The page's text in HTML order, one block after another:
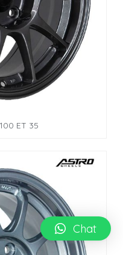
ET 35
Chat